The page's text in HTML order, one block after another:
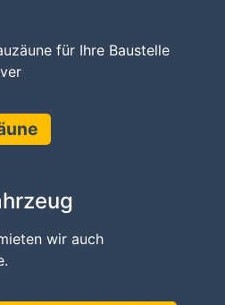
für Ihre Baustelle
wir auch